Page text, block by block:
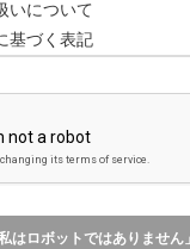
いについて
基づく表記
私はロボットではありません